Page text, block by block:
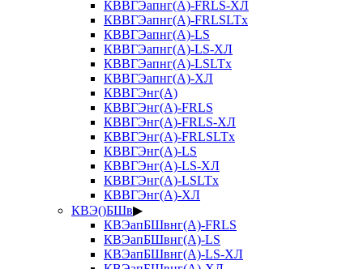
КВВГЭапнг(А)-FRLS-ХЛ
КВВГЭапнг(А)-FRLSLTx
КВВГЭапнг(А)-LS
КВВГЭапнг(А)-LS-ХЛ
КВВГЭапнг(А)-LSLTx
КВВГЭапнг(А)-ХЛ
КВВГЭнг(А)
КВВГЭнг(А)-FRLS
КВВГЭнг(А)-FRLS-ХЛ
КВВГЭнг(А)-FRLSLTx
КВВГЭнг(А)-LS
КВВГЭнг(А)-LS-ХЛ
КВВГЭнг(А)-LSLTx
КВВГЭнг(А)-ХЛ
КВЭ()БШв▶
КВЭапБШвнг(А)-FRLS
КВЭапБШвнг(А)-LS
КВЭапБШвнг(А)-LS-ХЛ